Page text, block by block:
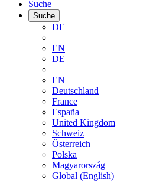
Suche
Suche
DE
EN
DE
EN
Deutschland
France
España
United Kingdom
Schweiz
Österreich
Polska
Magyarország
Global (English)